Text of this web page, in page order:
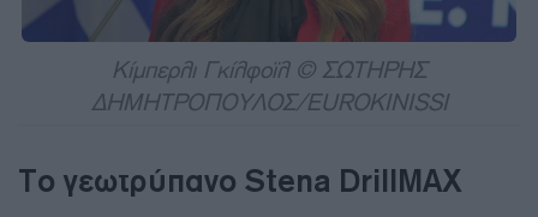
Κίμπερλι Γκίλφοϊλ © ΣΩΤΗΡΗΣ
ΔΗΜΗΤΡΟΠΟΥΛΟΣ/EUROKINISSI
Το γεωτρύπανο Stena DrillMAX